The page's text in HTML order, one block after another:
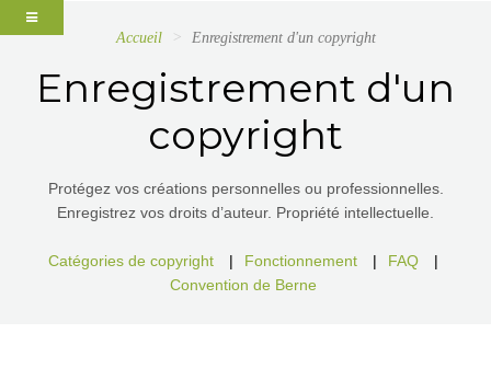
Accueil Enregistrement d'un copyright
Enregistrement d'un
copyright
Protégez vos créations personnelles ou professionnelles.
Enregistrez vos droits d’auteur. Propriété intellectuelle.
Catégories de copyright | Fonctionnement | FAQ
|
Convention de Berne